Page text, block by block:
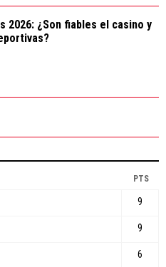
2026: ¿Son fiables el casino y